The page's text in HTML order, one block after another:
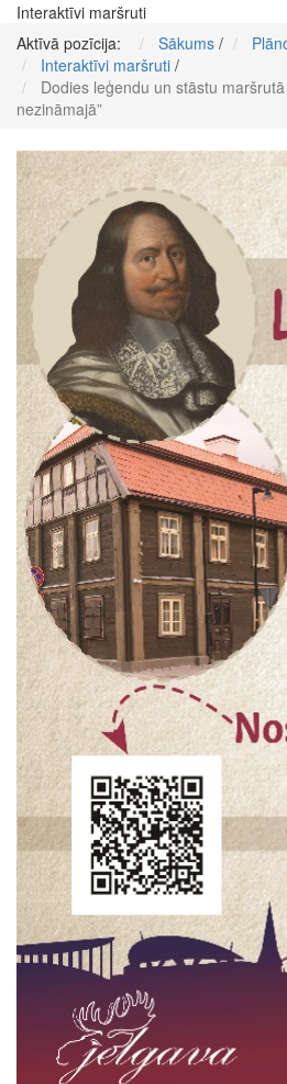
Interaktīvi maršruti
Aktīvā pozīcija:
Sākums /
Interaktīvi maršruti /
Dodies leģendu un stāstu
nezināmajā”